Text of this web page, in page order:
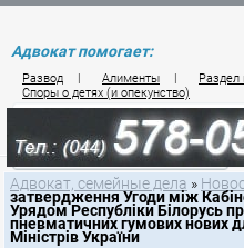
Адвокат помогает:
Развод | Алименты | Раздел
Споры о детях (и опекунство)
Цены на услуги по семейному
Контакты семейного юриста
Адвокат, семейные дела »
затвердження Угоди між
Урядом Республіки Білорусь
пневматичних гумових нових
Міністрів України